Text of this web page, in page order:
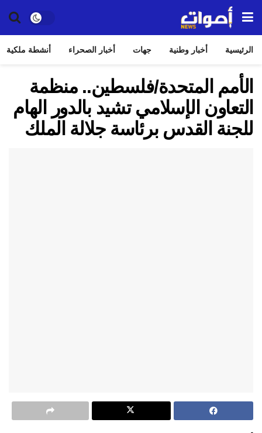
الرئيسية أخبار وطنية جهات أخبار الصحراء أنشطة ملكية
الأمم المتحدة/فلسطين.. منظمة
التعاون الإسلامي تشيد بالدور الهام
للجنة القدس برئاسة جلالة الملك